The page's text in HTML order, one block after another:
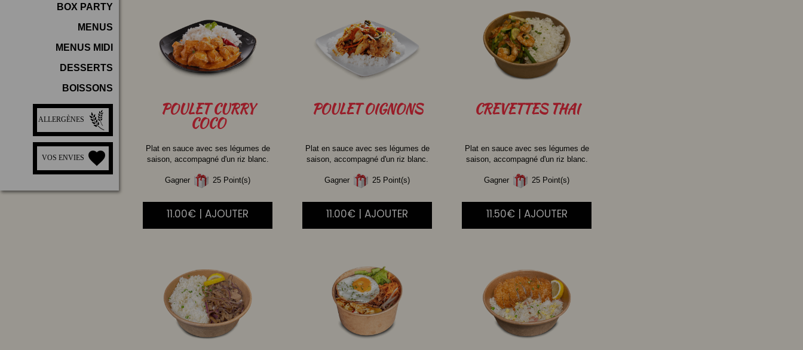
BOX PARTY
MENUS
MENUS MIDI
DESSERTS
BOISSONS
ALLERGÈNES
VOS ENVIES
POULETCURRY
COCO
Plat en sauce avec ses légumes de
saison, accompagné d'un riz blanc.
Gagner 25 Point(s)
11.00€ | AJOUTER
POULETOIGNONS
Plat en sauce avec ses légumes de
saison, accompagné d'un riz blanc.
Gagner 25 Point(s)
11.00€ | AJOUTER
CREVETTESTHAI
Plat en sauce avec ses légumes de
saison, accompagné d'un riz blanc.
Gagner 25 Point(s)
11.50€ | AJOUTER